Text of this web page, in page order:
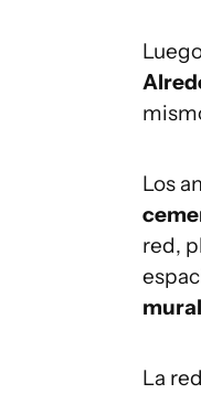
Los
red,
La